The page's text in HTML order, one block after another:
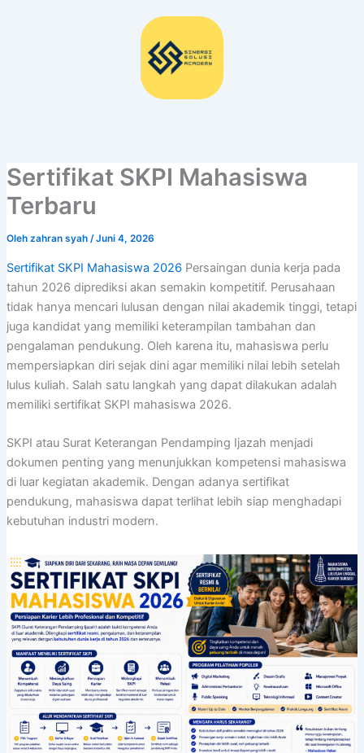
Sertifikat SKPI Mahasiswa
Terbaru
Oleh zahran syah /Juni 4, 2026
Sertifikat SKPI Mahasiswa 2026 Persaingan dunia kerja pada
tahun 2026 diprediksi akan semakin kompetitif. Perusahaan
tidak hanya mencari lulusan dengan nilai akademik tinggi, tetapi
juga kandidat yang memiliki keterampilan tambahan dan
pengalaman pendukung. Oleh karena itu, mahasiswa perlu
mempersiapkan diri sejak dini agar memiliki nilai lebih setelah
lulus kuliah. Salah satu langkah yang dapat dilakukan adalah
memiliki sertifikat SKPI mahasiswa 2026.
SKPI atau Surat Keterangan Pendamping Ijazah menjadi
dokumen penting yang menunjukkan kompetensi mahasiswa
di luar kegiatan akademik. Dengan adanya sertifikat
pendukung, mahasiswa dapat terlihat lebih siap menghadapi
kebutuhan industri modern.